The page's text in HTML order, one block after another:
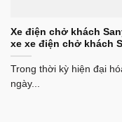
Xe điện chở khách
xe xe điện chở khách
Trong thời kỳ hiện đại
ngày...